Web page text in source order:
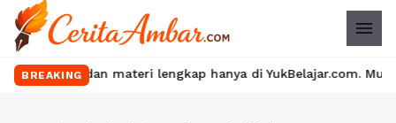
menu
BREAKING
materi lengkap hanya di YukBelajar.com. Mulai langkah